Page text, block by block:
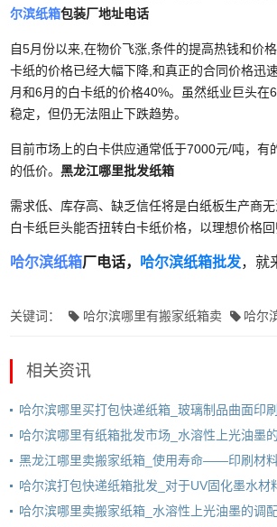
尔滨纸箱包装厂地址电话
自5月份以来,在物价飞涨,条件的提高热钱和价
卡纸的价格已经大幅下降,和真正的合同价格迅
月和6月的白卡纸的价格40%。虽然纸业巨头在
稳定，但仍无法阻止下跌趋势。
目前市场上的白卡供应通常低于7000元/吨，有
的低价。黑龙江哪里批发纸箱
需求低、库存高、缺乏信任将是白纸板生产商无
白卡纸巨头能否扭转白卡纸价格，以理想价格回
哈尔滨纸箱厂电话， 哈尔滨纸箱批发，就
关键词： 哈尔滨哪里有搬家纸箱卖 哈尔
相关资讯
哈尔滨哪里买打包快递纸箱_玻璃制品曲面印
哈尔滨哪里有纸箱批发市场_水溶性上光油墨
黑龙江哪里卖搬家纸箱_使用寿命——印刷材
哈尔滨打包快递纸箱批发_对于UV固化墨水材
哈尔滨哪里卖搬家纸箱_水溶性上光油墨的调